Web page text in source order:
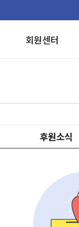
회원센터
후원소식